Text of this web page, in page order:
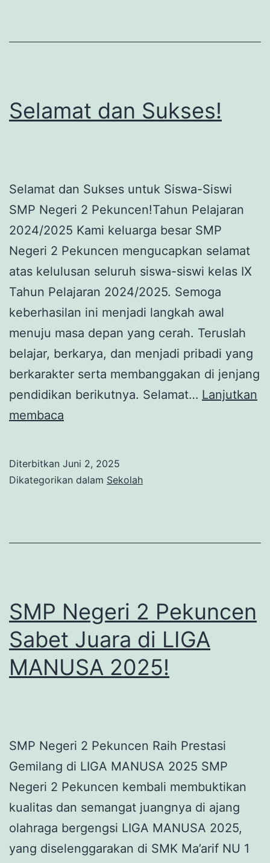
Pekuncen
Selamat dan Sukses!
Selamat dan Sukses untuk Siswa-Siswi
SMP Negeri 2 Pekuncen!Tahun Pelajaran
2024/2025 Kami keluarga besar SMP
Negeri 2 Pekuncen mengucapkan selamat
atas kelulusan seluruh siswa-siswi kelas IX
Tahun Pelajaran 2024/2025. Semoga
keberhasilan ini menjadi langkah awal
menuju masa depan yang cerah. Teruslah
belajar, berkarya, dan menjadi pribadi yang
berkarakter serta membanggakan di jenjang
pendidikan berikutnya. Selamat… Lanjutkan
membaca
Diterbitkan Juni 2, 2025
Dikategorikan dalam Sekolah
SMP Negeri 2 Pekuncen
Sabet Juara di LIGA
MANUSA 2025!
SMP Negeri 2 Pekuncen Raih Prestasi
Gemilang di LIGA MANUSA 2025 SMP
Negeri 2 Pekuncen kembali membuktikan
kualitas dan semangat juangnya di ajang
olahraga bergengsi LIGA MANUSA 2025,
yang diselenggarakan di SMK Ma’arif NU 1